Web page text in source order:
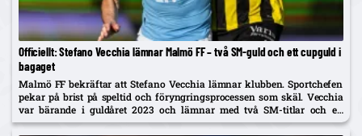
Officiellt: Stefano Vecchia lämnar Malmö FF – två SM-guld och ett cupguld i
bagaget
Malmö FF bekräftar att Stefano Vecchia lämnar klubben. Sportchefen
pekar på brist på speltid och föryngringsprocessen som skäl. Vecchia
var bärande i guldåret 2023 och lämnar med två SM-titlar och ett
cupguld.